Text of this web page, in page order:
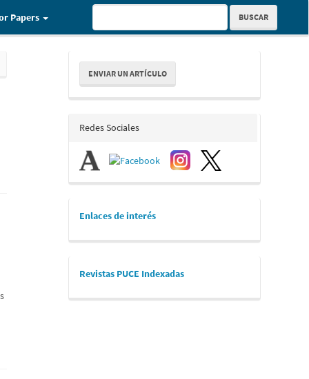
Papers BUSCAR
Enviar
un
artículo
ENVIAR UN ARTÍCULO
redes_sociales
Redes Sociales
links
Enlaces de interés
revistaspuce
Revistas PUCE Indexadas